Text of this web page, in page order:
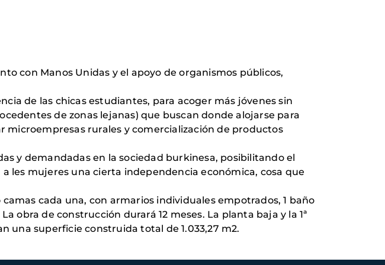
con Manos Unidas y el apoyo de organismos públicos,
de las chicas estudiantes, para acoger más jóvenes sin
de zonas lejanas) que buscan donde alojarse para
microempresas rurales y comercialización de productos
y demandadas en la sociedad burkinesa, posibilitando el
les mujeres una cierta independencia económica, cosa que
cada una, con armarios individuales empotrados, 1 baño
de construcción durará 12 meses. La planta baja y la 1ª
una superficie construida total de 1.033,27 m2.